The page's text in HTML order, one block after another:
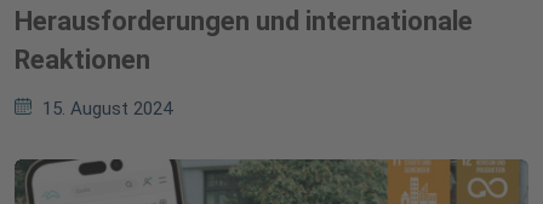
Herausforderungen und internationale
Reaktionen
15. August 2024